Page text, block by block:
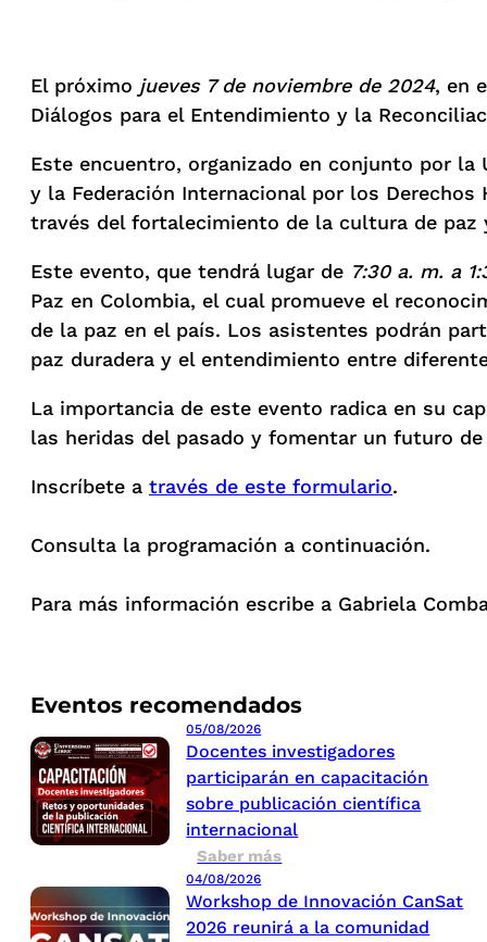
Eventos recomendados
05/08/2026
Docentes investigadores
participarán en capacitación
sobre publicación científica
internacional
Saber más
04/08/2026
Workshop de Innovación CanSat
2026 reunirá a la comunidad
El próximo jueves 7 de noviembre de 2024, en
Diálogos para el Entendimiento y la
Este encuentro, organizado en conjunto por la
y la Federación Internacional por los
través del fortalecimiento de la cultura de
Este evento, que tendrá lugar de 7:30 a. m. a
Paz en Colombia, el cual promueve el
de la paz en el país. Los asistentes podrán
paz duradera y el entendimiento entre
La importancia de este evento radica en su
las heridas del pasado y fomentar un futuro
Inscríbete a través de este formulario.
Consulta la programación a continuación.
Para más información escribe a Gabriela